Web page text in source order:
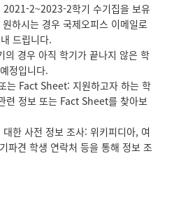
2~2023-2학기 수기집을 보유
하시는 경우 국제오피스 이메일로
드립니다.
경우 아직 학기가 끝나지 않은 학
정입니다.
는 Fact Sheet: 지원하고자 하는 학
련 정보 또는 Fact Sheet를 찾아보
한 사전 정보 조사: 위키피디아, 여
파견 학생 연락처 등을 통해 정보 조